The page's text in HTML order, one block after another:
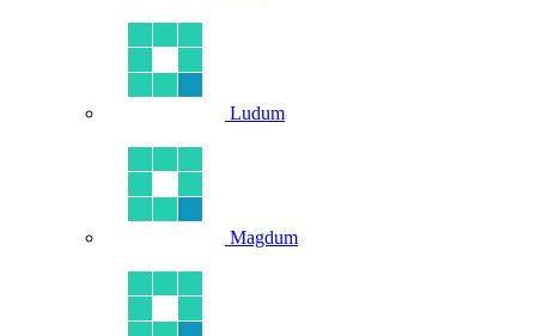
Ludum
Magdum